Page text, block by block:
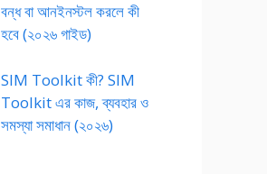
বন্ধ বা আনইনস্টল করলে কী
হবে (২০২৬ গাইড)
SIM Toolkit কী? SIM
Toolkit এর কাজ, ব্যবহার ও
সমস্যা সমাধান (২০২৬)